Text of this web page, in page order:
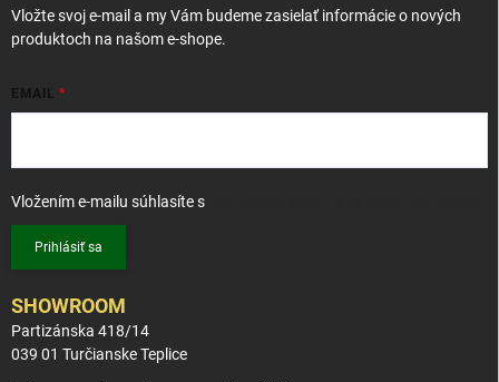
Vložte svoj e-mail a my Vám budeme zasielať informácie o nových
produktoch na našom e-shope.
EMAIL
Vložením e-mailu súhlasíte s
Prihlásiť sa
SHOWROOM
Partizánska 418/14
039 01 Turčianske Teplice